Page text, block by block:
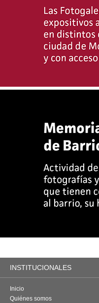
INSTITUCIONALES
Inicio
Quiénes somos